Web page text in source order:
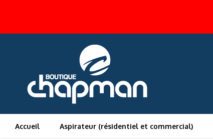
Accueil Aspirateur (résidentiel et commercial)